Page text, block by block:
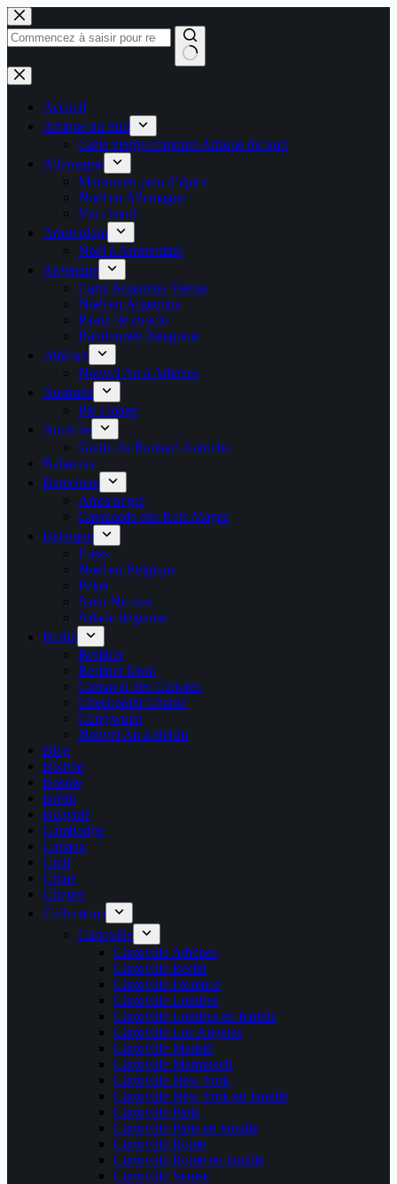
Passer
au
contenu
Aucun
résultat
Accueil
Afrique du Sud
Carte vierge contours Afrique du Sud
Allemagne
Maison en pain d’épice
Noël en Allemagne
Vin chaud
Amsterdam
Noël à Amsterdam
Argentine
Carte Argentine Vierge
Noël en Argentine
Pastel de choclo
Randonnée Patagonie
Athènes
Nouvel An à Athènes
Australie
Pie Floater
Autriche
Guide du Routard Autriche
Bahamas
Barcelone
Arros negre
Cavalcade des Rois Mages
Belgique
Frites
Noël en Belgique
Peket
Saint Nicolas
Salade liégeoise
Berlin
Berliner
Berliner Dom
Carnaval des Cultures
Checkpoint Charlie
Currywurst
Nouvel An à Berlin
Blog
Bolivie
Bosnie
Brésil
Bulgarie
Cambodge
Canada
Chili
Chine
Chypre
Collections
Cartoville
Cartoville Athènes
Cartoville Berlin
Cartoville Florence
Cartoville Londres
Cartoville Londres en famille
Cartoville Los Angeles
Cartoville Madrid
Cartoville Marrakech
Cartoville New York
Cartoville New York en famille
Cartoville Paris
Cartoville Paris en famille
Cartoville Rome
Cartoville Rome en famille
Cartoville Venise